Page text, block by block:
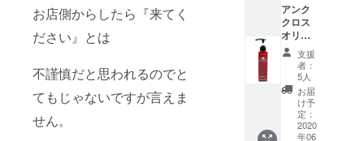
お店側からしたら『来てく
ださい』とは
不謹慎だと思われるのでと
てもじゃないですが言えま
せん。
アンク
クロス
オリジ
ナルの
シャン
プー＆
トリー
トメン
トで
す。 ハ
支援
者：
5人
お届
け予
定：
2020
年06